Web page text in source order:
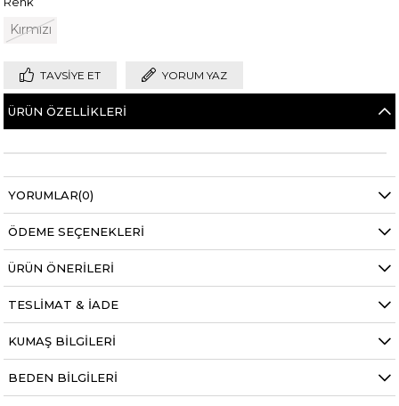
Kırmızı
TAVSIYE ET YORUM YAZ
ÜRÜN ÖZELLIKLERI
YORUMLAR(0)
ÖDEME SEÇENEKLERI
ÜRÜN ÖNERILERI
TESLIMAT & İADE
KUMAŞ BILGILERI
BEDEN BILGILERI